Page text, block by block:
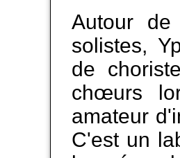
Autour
solistes,
de
chœurs
amateur
C'est un